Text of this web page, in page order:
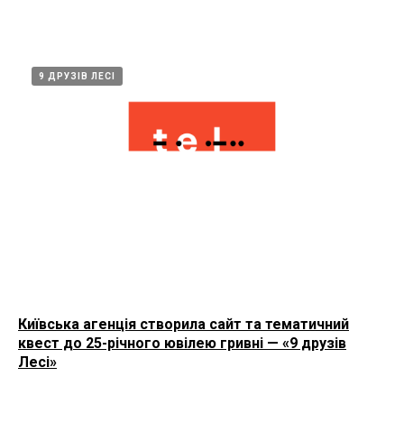
9 ДРУЗІВ ЛЕСІ
Київська агенція створила сайт та тематичний
квест до 25-річного ювілею гривні — «9 друзів
Лесі»